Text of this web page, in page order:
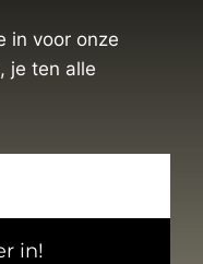
in voor onze
je ten alle
in!